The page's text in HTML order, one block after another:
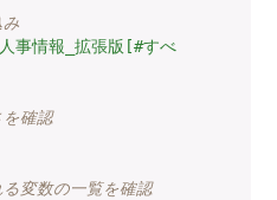
事情報_拡張版[#すべ
確認
変数の一覧を確認